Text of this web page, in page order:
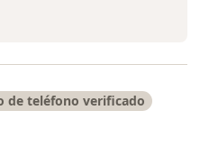
de teléfono verificado